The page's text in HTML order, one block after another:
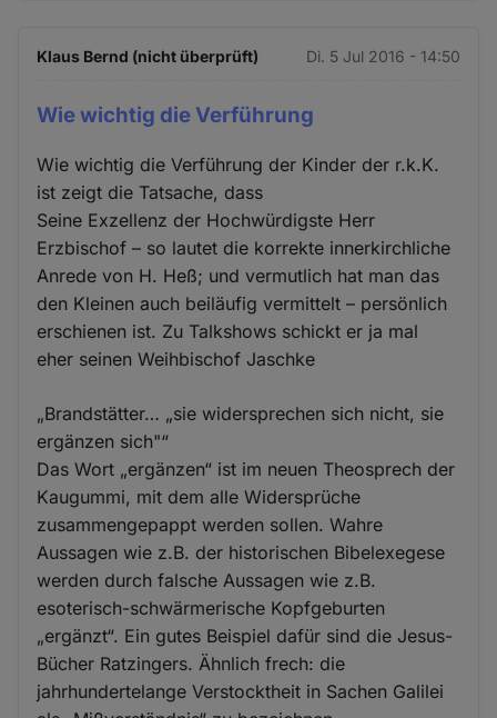
Klaus Bernd (nicht überprüft) Di. 5 Jul 2016 - 14:50
Wie wichtig die Verführung
Wie wichtig die Verführung der Kinder der r.k.K.
ist zeigt die Tatsache, dass
Seine Exzellenz der Hochwürdigste Herr
Erzbischof – so lautet die korrekte innerkirchliche
Anrede von H. Heß; und vermutlich hat man das
den Kleinen auch beiläufig vermittelt – persönlich
erschienen ist. Zu Talkshows schickt er ja mal
eher seinen Weihbischof Jaschke
„Brandstätter… „sie widersprechen sich nicht, sie
ergänzen sich"“
Das Wort „ergänzen“ ist im neuen Theosprech der
Kaugummi, mit dem alle Widersprüche
zusammengepappt werden sollen. Wahre
Aussagen wie z.B. der historischen Bibelexegese
werden durch falsche Aussagen wie z.B.
esoterisch-schwärmerische Kopfgeburten
„ergänzt“. Ein gutes Beispiel dafür sind die Jesus-
Bücher Ratzingers. Ähnlich frech: die
jahrhundertelange Verstocktheit in Sachen Galilei